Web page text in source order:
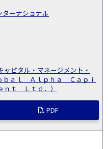
有
ーナショナル
ピタル・マネージメント・
ｂａｌ Ａｌｐｈａ Ｃａｐｉ
ｎｔ Ｌｔｄ．）
PDF